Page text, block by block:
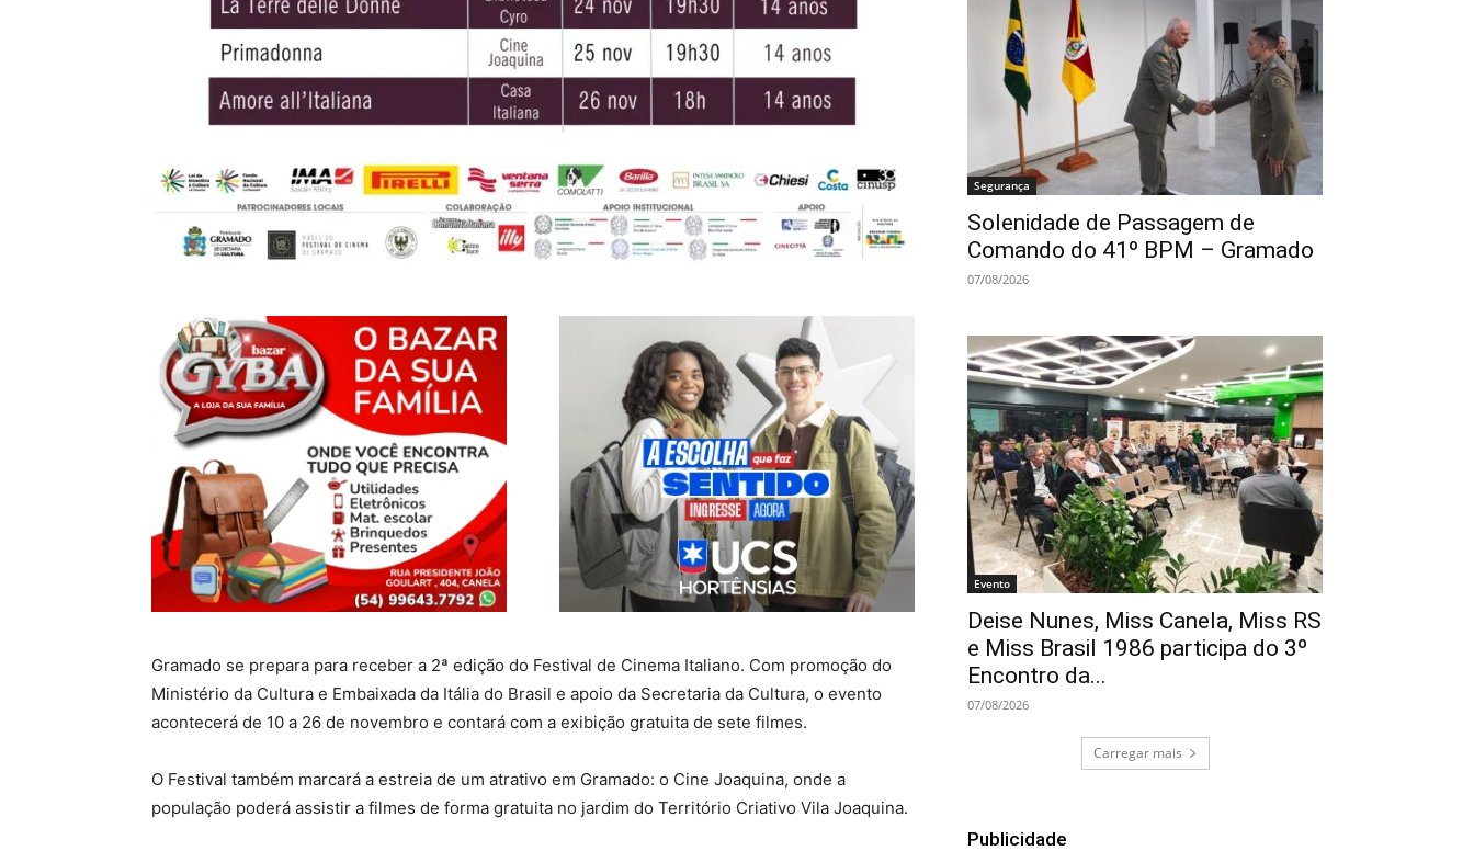
Gramado se prepara para receber a 2ª edição do Festival de Cinema Italiano. Com promoção do
Ministério da Cultura e Embaixada da Itália do Brasil e apoio da Secretaria da Cultura, o evento
acontecerá de 10 a 26 de novembro e contará com a exibição gratuita de sete filmes.
O Festival também marcará a estreia de um atrativo em Gramado: o Cine Joaquina, onde a
população poderá assistir a filmes de forma gratuita no jardim do Território Criativo Vila Joaquina.
Segurança
Solenidade de Passagem de
Comando do 41º BPM – Gramado
07/08/2026
Evento
Deise Nunes, Miss Canela, Miss RS
e Miss Brasil 1986 participa do 3º
Encontro da...
07/08/2026
Carregar mais
Publicidade